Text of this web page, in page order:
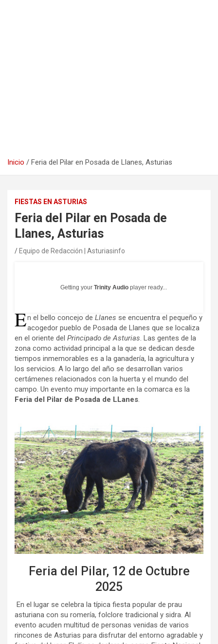
Inicio Feria del Pilar en Posada de Llanes, Asturias
FIESTAS EN ASTURIAS
Feria del Pilar en Posada de
Llanes, Asturias
Equipo de Redacción | Asturiasinfo
Getting your Trinity Audio player ready...
En el bello concejo de Llanes se encuentra el pequeño y
acogedor pueblo de Posada de Llanes que se localiza
en el oriente del Principado de Asturias. Las gentes de la
zona como actividad principal a la que se dedican desde
tiempos inmemorables es a la ganadería, la agricultura y
los servicios. A lo largo del año se desarrollan varios
certámenes relacionados con la huerta y el mundo del
campo. Un evento muy importante en la comarca es la
Feria del Pilar de Posada de LLanes.
Feria del Pilar, 12 de Octubre
2025
En el lugar se celebra la típica fiesta popular de prau
asturiana con su romería, folclore tradicional y sidra. Al
evento acuden multitud de personas venidas de varios
rincones de Asturias para disfrutar del entorno agradable y